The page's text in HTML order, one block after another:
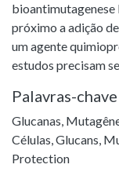
próximo a adição
um agente
estudos precisam
Palavras-chave
Glucanas,
Células,Glucans,
Protection